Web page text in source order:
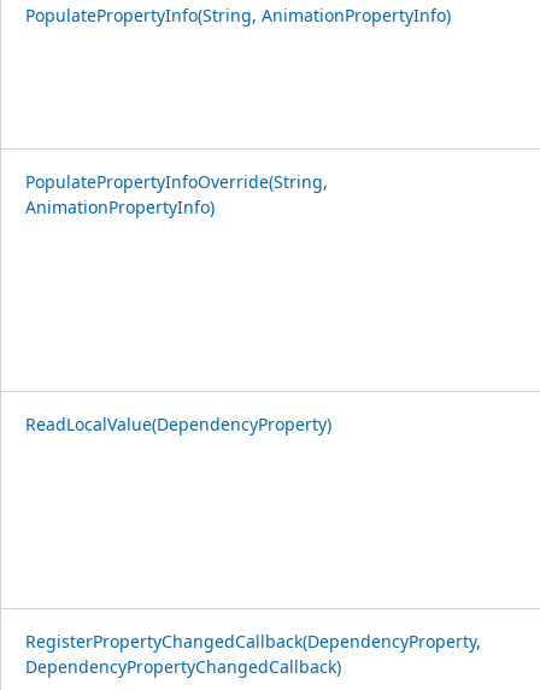
PopulatePropertyInfo(String, AnimationPropertyInfo)
PopulatePropertyInfoOverride(String,
AnimationPropertyInfo)
ReadLocalValue(DependencyProperty)
RegisterPropertyChangedCallback(DependencyProperty,
DependencyPropertyChangedCallback)